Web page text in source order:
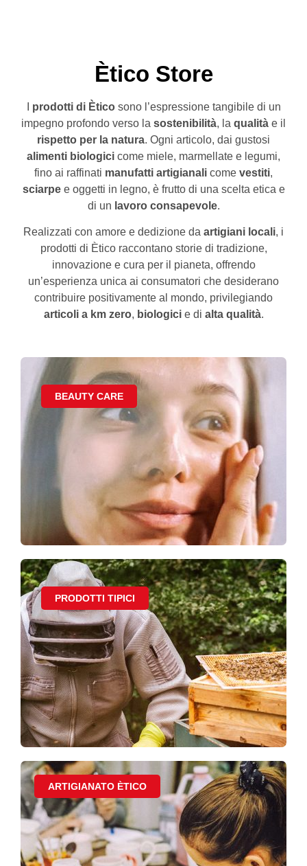
Ètico Store
prodotti di Èticosono l’espressione tangibile di un
impegno profondo verso la sostenibilità, la qualità e il
rispetto per la natura. Ogni articolo, dai gustosi
alimenti biologici come miele, marmellate e legumi,
fino ai raffinati manufatti artigianali come vestiti,
sciarpee oggetti in legno, è frutto di una scelta etica e
di un lavoro consapevole.
Realizzati con amore e dedizione da artigiani locali, i
prodotti di Ètico raccontano storie di tradizione,
innovazione e cura per il pianeta, offrendo
un’esperienza unica ai consumatori che desiderano
contribuire positivamente al mondo, privilegiando
articoli a km zero, biologicie di alta qualità.
BEAUTY CARE
PRODOTTI TIPICI
ARTIGIANATO ÈTICO